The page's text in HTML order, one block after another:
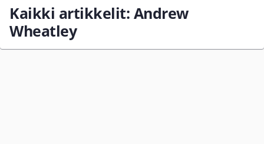
Kaikki artikkelit: Andrew
Wheatley